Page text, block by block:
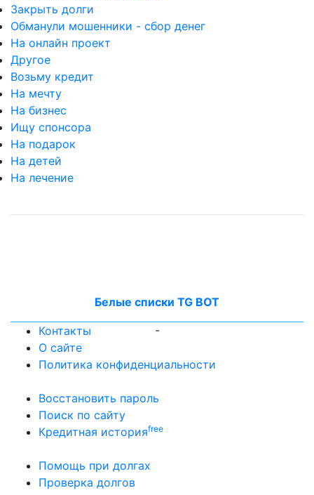
Закрыть долги
Обманули мошенники - сбор денег
На онлайн проект
Другое
Возьму кредит
На мечту
На бизнес
Ищу спонсора
На подарок
На детей
На лечение
Белые списки TG BOT
-
Контакты
О сайте
Политика конфиденциальности
Восстановить пароль
Поиск по сайту
Кредитная историяfree
Помощь при долгах
Проверка долгов